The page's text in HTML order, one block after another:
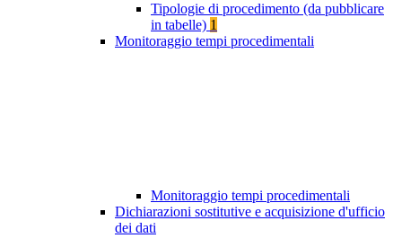
Tipologie di procedimento (da pubblicare
in tabelle) 1
Monitoraggio tempi procedimentali
Monitoraggio tempi procedimentali
Dichiarazioni sostitutive e acquisizione d'ufficio
dei dati